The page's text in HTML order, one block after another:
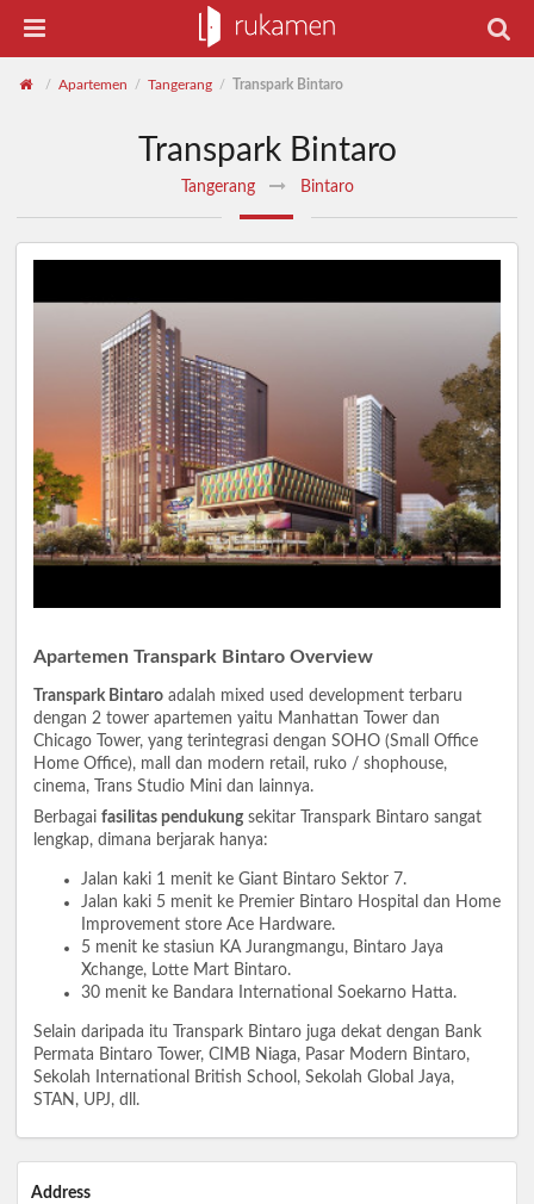
/ Apartemen / Tangerang / Transpark Bintaro
Transpark Bintaro
Tangerang Bintaro
Apartemen Transpark Bintaro Overview
Transpark Bintaro adalah mixed used development terbaru
dengan 2 tower apartemen yaitu Manhattan Tower dan
Chicago Tower, yang terintegrasi dengan SOHO (Small Office
Home Office), mall dan modern retail, ruko / shophouse,
cinema, Trans Studio Mini dan lainnya.
Berbagai fasilitas pendukungsekitar Transpark Bintaro sangat
lengkap, dimana berjarak hanya:
Jalan kaki 1 menit ke Giant Bintaro Sektor 7.
Jalan kaki 5 menit ke Premier Bintaro Hospital dan Home
Improvement store Ace Hardware.
5 menit ke stasiun KA Jurangmangu, Bintaro Jaya
Xchange, Lotte Mart Bintaro.
30 menit ke Bandara International Soekarno Hatta.
Selain daripada itu Transpark Bintaro juga dekat dengan Bank
Permata Bintaro Tower, CIMB Niaga, Pasar Modern Bintaro,
Sekolah International British School, Sekolah Global Jaya,
STAN, UPJ, dll.
Address